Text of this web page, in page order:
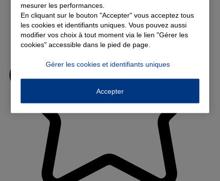
mesurer les performances.
En cliquant sur le bouton "Accepter" vous acceptez tous
les cookies et identifiants uniques. Vous pouvez aussi
modifier vos choix à tout moment via le lien "Gérer les
cookies" accessible dans le pied de page.
Gérer les cookies et identifiants uniques
Accepter